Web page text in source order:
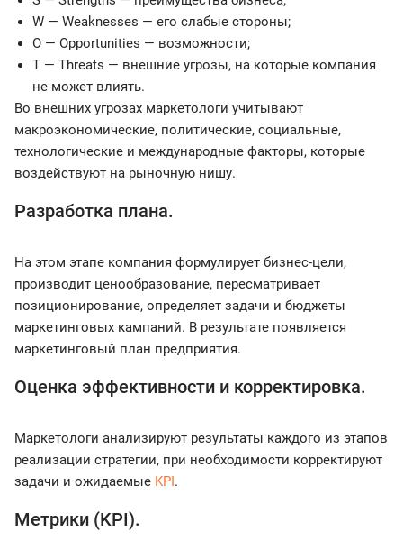
W — Weaknesses — его слабые стороны;
O — Opportunities — возможности;
T — Threats — внешние угрозы, на которые компания
не может влиять.
Во внешних угрозах маркетологи учитывают
макроэкономические, политические, социальные,
технологические и международные факторы, которые
воздействуют на рыночную нишу.
Разработка плана.
На этом этапе компания формулирует бизнес-цели,
производит ценообразование, пересматривает
позиционирование, определяет задачи и бюджеты
маркетинговых кампаний. В результате появляется
маркетинговый план предприятия.
Оценка эффективности и корректировка.
Маркетологи анализируют результаты каждого из этапов
реализации стратегии, при необходимости корректируют
задачи и ожидаемые KPI .
Метрики (KPI).